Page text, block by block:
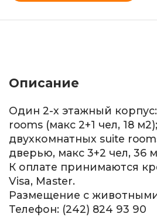
Описание
Один 2-х этажный
rooms (макс 2+1 чел, 18
двухкомнатных suite
дверью, макс 3+2 чел, 36
К оплате принимаются
Visa, Master.
Размещение с
Телефон: (242) 824 93 90